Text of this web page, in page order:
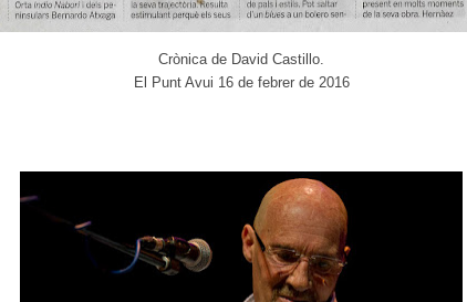
Crònica de David Castillo.
El Punt Avui 16 de febrer de 2016